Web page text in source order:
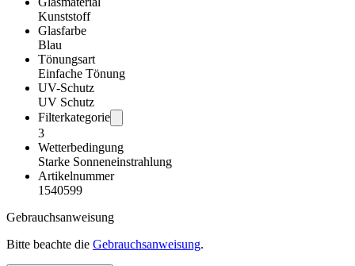
Kunststoff
Glasfarbe
Blau
Tönungsart
Einfache Tönung
UV-Schutz
UV Schutz
Filterkategorie
3
Wetterbedingung
Starke Sonneneinstrahlung
Artikelnummer
1540599
Gebrauchsanweisung
Bitte beachte die Gebrauchsanweisung.